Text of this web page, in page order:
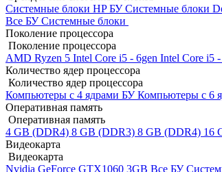
Системные блоки HP БУСистемные блоки
Все БУ Системные блоки
Поколение процессора
Поколение процессора
AMD Ryzen 5 Intel Core i5 - 6gen Intel Core i5 -
Количество ядер процессора
Количество ядер процессора
Компьютеры с 4 ядрами БУКомпьютеры с 6
Оперативная память
Оперативная память
4 GB (DDR4) 8 GB (DDR3) 8 GB (DDR4) 16
Видеокарта
Видеокарта
Nvidia GeForce GTX1060 3GB Все БУ